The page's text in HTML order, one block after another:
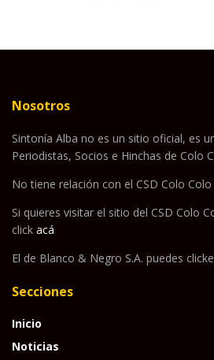
Nosotros
Sintonía Alba no es un sitio oficial, es
Periodistas, Socios e Hinchas de Colo
No tiene relación con el CSD Colo
Si quieres visitar el sitio del CSD Colo
click acá
El de Blanco & Negro S.A. puedes
Secciones
Inicio
Noticias